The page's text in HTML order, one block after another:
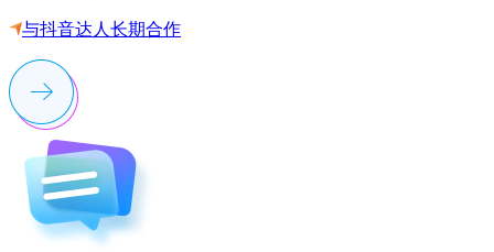
与抖音达人长期合作